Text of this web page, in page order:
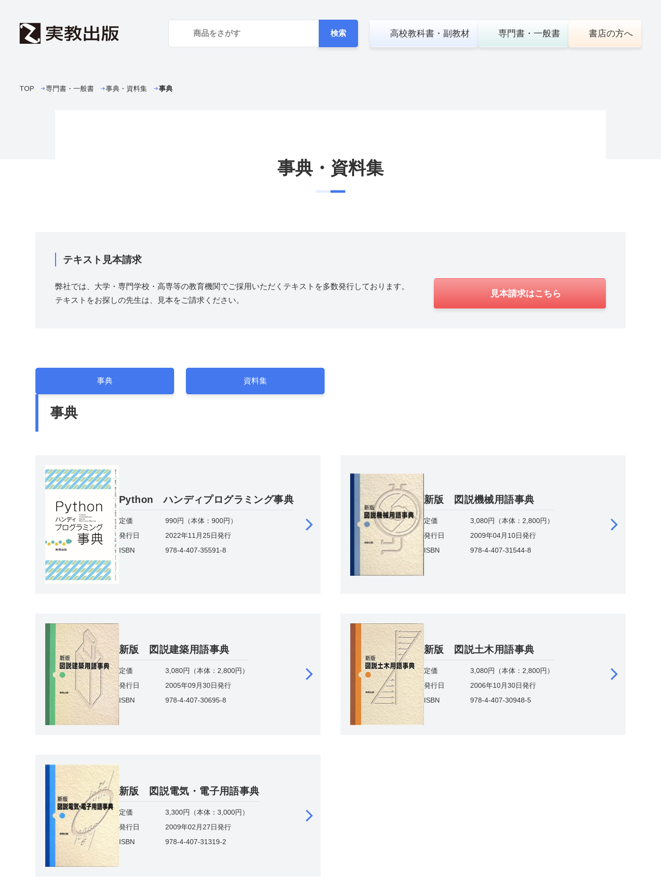
検索 高校教科書・ 副教材 専門書・ 一般書 書店の方へ
TOP 専門書・一般書 事典・資料集 事典
事典・資料集
テキスト見本請求
弊社では、大学・専門学校・高専等の教育機関でご採用いただくテキストを多数発行しております。
テキストをお探しの先生は、見本をご請求ください。
見本請求はこちら
事典 資料集
事典
Python ハンディプログラミング事典
定価
990円（本体：900円）
発行日
2022年11月25日発行
ISBN
978-4-407-35591-8
新版 図説機械用語事典
定価
3,080円（本体：2,800円）
発行日
2009年04月10日発行
ISBN
978-4-407-31544-8
新版 図説建築用語事典
定価
3,080円（本体：2,800円）
発行日
2005年09月30日発行
ISBN
978-4-407-30695-8
新版 図説土木用語事典
定価
3,080円（本体：2,800円）
発行日
2006年10月30日発行
ISBN
978-4-407-30948-5
新版 図説電気・電子用語事典
定価
3,300円（本体：3,000円）
発行日
2009年02月27日発行
ISBN
978-4-407-31319-2